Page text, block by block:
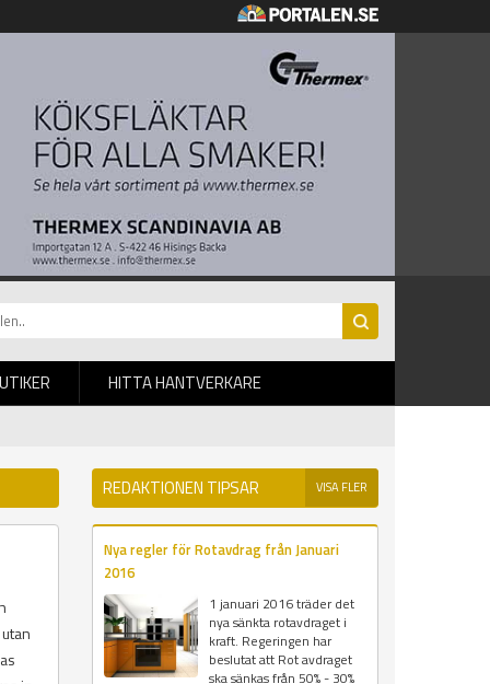
HITTA HANTVERKARE
REDAKTIONEN TIPSAR VISA FLER
Nya regler för Rotavdrag från Januari
2016
1 januari 2016 träder det
nya sänkta rotavdraget i
kraft. Regeringen har
beslutat att Rot avdraget
ska sänkas från 50% - 30%